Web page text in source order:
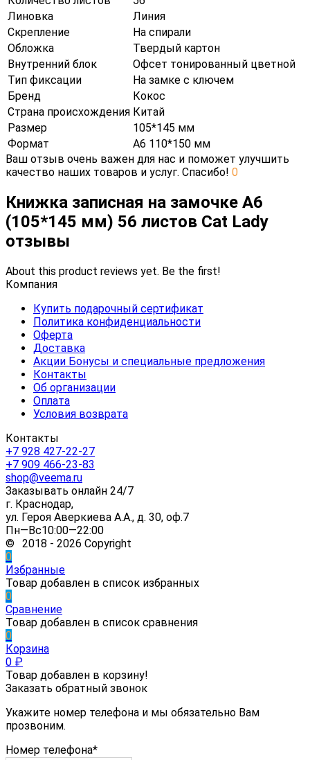
Линовка
Линия
Скрепление
На спирали
Обложка
Твердый картон
Внутренний блок
Офсет тонированный цветной
Тип фиксации
На замке с ключем
Бренд
Кокос
Страна происхождения Китай
Размер
105*145 мм
Формат
А6 110*150 мм
Ваш отзыв очень важен для нас и поможет улучшить
качество наших товаров и услуг. Спасибо! 0
Книжка записная на замочке А6
(105*145 мм) 56 листов Cat Lady
отзывы
About this product reviews yet. Be the first!
Компания
Купить подарочный сертификат
Политика конфиденциальности
Оферта
Доставка
Акции Бонусы и специальные предложения
Контакты
Об организации
Оплата
Условия возврата
Контакты
+7 928 427-22-27
+7 909 466-23-83
shop@veema.ru
Заказывать онлайн 24/7
г. Краснодар,
ул. Героя Аверкиева А.А., д. 30, оф.7
Пн—Вс10:00—22:00
© 2018 - 2026 Copyright
0
Избранные
Товар добавлен в список избранных
0
Сравнение
Товар добавлен в список сравнения
0
Корзина
0 ₽
Товар добавлен в корзину!
Заказать обратный звонок
Укажите номер телефона и мы обязательно Вам
прозвоним.
Номер телефона*